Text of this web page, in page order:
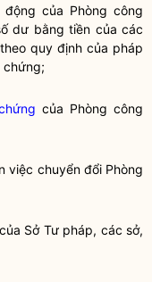
của Phòng công
dư bằng tiền của các
quy định của pháp
chứng;
của Phòng công
việc chuyển đổi Phòng
Sở Tư pháp, các sở,